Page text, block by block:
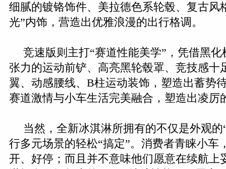
细腻的镀铬饰件、美拉德色系轮毂、复古风
光”内饰，营造出优雅浪漫的出行格调。
竞速版则主打“赛道性能美学”，凭借黑
张力的运动前铲、高亮黑轮毂罩、竞技感十
翼、动感腰线、B柱运动装饰，塑造出蓄势
赛道激情与小车生活完美融合，塑造出凌厉
当然，全新冰淇淋所拥有的不仅是外观
行多元场景的轻松“搞定”。消费者青睐小车
开、好停；而且并不意味他们愿意在续航上